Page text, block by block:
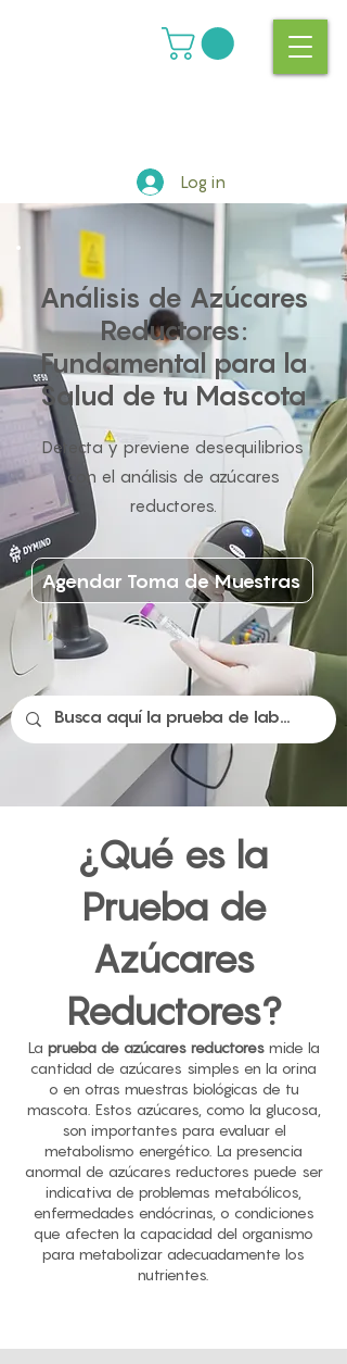
Log in
Análisis de Azúcares
Reductores:
Fundamental para la
Salud de tu Mascota
Detecta y previene desequilibrios
con el análisis de azúcares
reductores.
Agendar Toma de Muestras
¿Qué es la
Prueba de
Azúcares
Reductores?
La prueba de azúcares reductoresmide la
cantidad de azúcares simples en la orina
o en otras muestras biológicas de tu
mascota. Estos azúcares, como la glucosa,
son importantes para evaluar el
metabolismo energético. La presencia
anormal de azúcares reductores puede ser
indicativa de problemas metabólicos,
enfermedades endócrinas, o condiciones
que afecten la capacidad del organismo
para metabolizar adecuadamente los
nutrientes.